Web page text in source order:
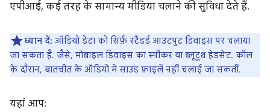
एपीआई, कई तरह के सामान्य मीडिया चलाने की सुविधा देते हैं.
ध्यान दें: ऑडियो डेटा को सिर्फ़ स्टैंडर्ड आउटपुट डिवाइस पर चलाया
जा सकता है. जैसे, मोबाइल डिवाइस का स्पीकर या ब्लूटूथ हेडसेट. कॉल
के दौरान, बातचीत के ऑडियो में साउंड फ़ाइलें नहीं चलाई जा सकतीं.
यहां आप: